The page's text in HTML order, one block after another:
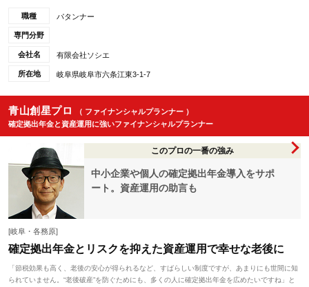
職種 パタンナー
専門分野
会社名 有限会社ソシエ
所在地 岐阜県岐阜市六条江東3-1-7
青山創星プロ
（ ファイナンシャルプランナー ）
確定拠出年金と資産運用に強いファイナンシャルプランナー
このプロの一番の強み
中小企業や個人の確定拠出年金導入をサポ
ート。資産運用の助言も
[岐阜・各務原]
確定拠出年金とリスクを抑えた資産運用で幸せな老後に
「節税効果も高く、老後の安心が得られるなど、すばらしい制度ですが、あまりにも世間に知
られていません。“老後破産”を防ぐためにも、多くの人に確定拠出年金を広めたいですね」と